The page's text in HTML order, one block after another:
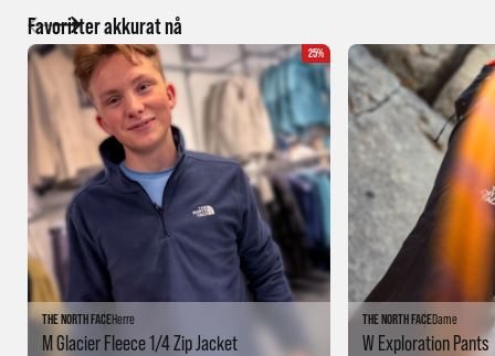
Favoritter akkurat nå
25%
THE NORTH FACEHerre
M Glacier Fleece 1/4 Zip Jacket
THE NORTH FACEDame
W Exploration Pants